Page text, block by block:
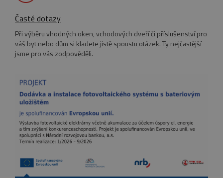
Časté dotazy
Při výběru vhodných oken, vchodových dveří či příslušenství pro
váš byt nebo dům si kladete jistě spoustu otázek. Ty nejčastější
jsme pro vás zodpověděli.
Nezbytně nutné soubory
Výkonové soubory
základní funkce webových stránek, jako je
přihlášení uživatele a správa účtu. Webové
stránky nelze bez nezbytně nutných souborů
cookie správně používat.
Název